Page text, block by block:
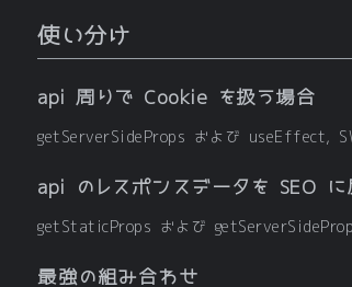
使い分け
api 周りで Cookie を扱う場合
getServerSideProps および useEffect,
api のレスポンスデータを SEO に
getStaticProps および
最強の組み合わせ